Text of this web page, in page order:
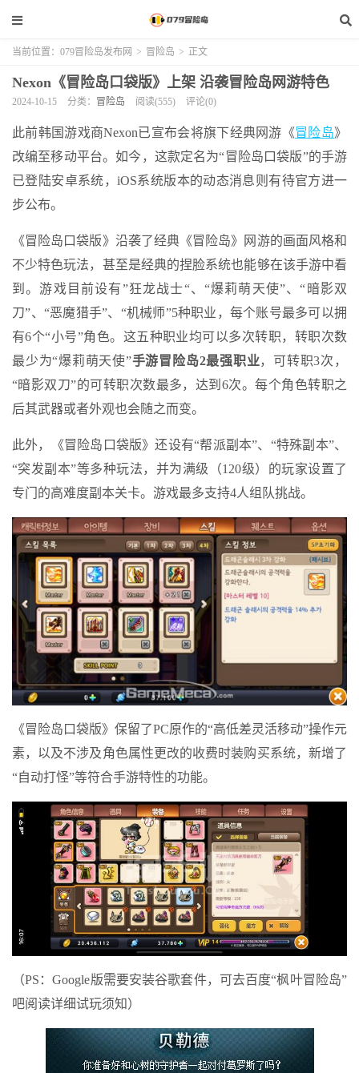
当前位置： 079冒险岛发布网 > 冒险岛 > 正文
Nexon《冒险岛口袋版》上架 沿袭冒险岛网游特色
2024-10-15 分类： 冒险岛 阅读(555) 评论(0)
此前韩国游戏商Nexon已宣布会将旗下经典网游《冒险岛》
改编至移动平台。如今，这款定名为“冒险岛口袋版”的手游
已登陆安卓系统，iOS系统版本的动态消息则有待官方进一
步公布。
《冒险岛口袋版》沿袭了经典《冒险岛》网游的画面风格和
不少特色玩法，甚至是经典的捏脸系统也能够在该手游中看
到。游戏目前设有”狂龙战士“、“爆莉萌天使”、“暗影双
刀”、“恶魔猎手”、“机械师”5种职业，每个账号最多可以拥
有6个“小号”角色。这五种职业均可以多次转职，转职次数
最少为“爆莉萌天使”手游冒险岛2最强职业，可转职3次，
“暗影双刀”的可转职次数最多，达到6次。每个角色转职之
后其武器或者外观也会随之而变。
此外，《冒险岛口袋版》还设有“帮派副本”、“特殊副本”、
“突发副本”等多种玩法，并为满级（120级）的玩家设置了
专门的高难度副本关卡。游戏最多支持4人组队挑战。
《冒险岛口袋版》保留了PC原作的“高低差灵活移动”操作元
素，以及不涉及角色属性更改的收费时装购买系统，新增了
“自动打怪”等符合手游特性的功能。
（PS：Google版需要安装谷歌套件，可去百度“枫叶冒险岛”
吧阅读详细试玩须知）